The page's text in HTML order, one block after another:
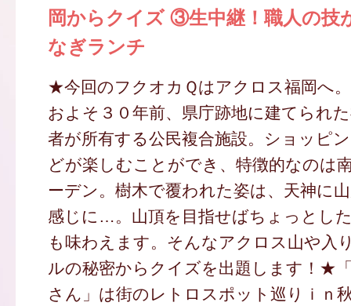
岡からクイズ ③生中継！職人の技
なぎランチ
★今回のフクオカＱはアクロス福岡へ
およそ３０年前、県庁跡地に建てられ
者が所有する公民複合施設。ショッピ
どが楽しむことができ、特徴的なのは
ーデン。樹木で覆われた姿は、天神に
感じに…。山頂を目指せばちょっとし
も味わえます。そんなアクロス山や入
ルの秘密からクイズを出題します！★
さん」は街のレトロスポット巡りｉｎ